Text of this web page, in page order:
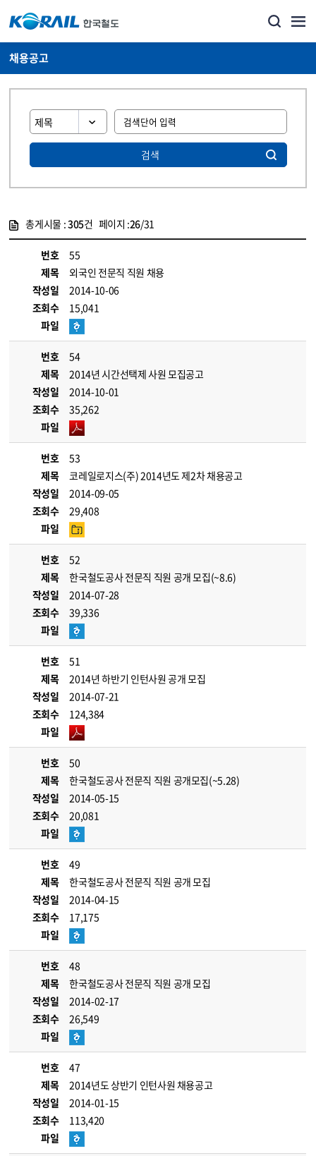
채용공고
검색
총게시물 :305건 페이지 :26/31
번호
55
제목
외국인 전문직 직원 채용
작성일
2014-10-06
조회수
15,041
파일
번호
54
제목
2014년 시간선택제 사원 모집공고
작성일
2014-10-01
조회수
35,262
파일
번호
53
제목
코레일로지스(주) 2014년도 제2차 채용공고
작성일
2014-09-05
조회수
29,408
파일
번호
52
제목
한국철도공사 전문직 직원 공개 모집(~8.6)
작성일
2014-07-28
조회수
39,336
파일
번호
51
제목
2014년 하반기 인턴사원 공개 모집
작성일
2014-07-21
조회수
124,384
파일
번호
50
제목
한국철도공사 전문직 직원 공개모집(~5.28)
작성일
2014-05-15
조회수
20,081
파일
번호
49
제목
한국철도공사 전문직 직원 공개 모집
작성일
2014-04-15
조회수
17,175
파일
번호
48
제목
한국철도공사 전문직 직원 공개 모집
작성일
2014-02-17
조회수
26,549
파일
번호
47
제목
2014년도 상반기 인턴사원 채용공고
작성일
2014-01-15
조회수
113,420
파일